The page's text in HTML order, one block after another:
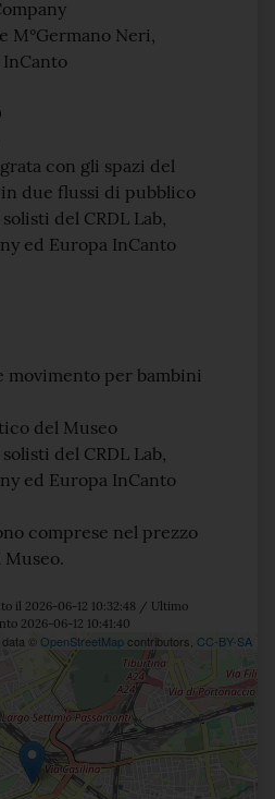
M°Germano Neri,
con gli spazi del
due flussi di pubblico
del CRDL Lab,
ed Europa InCanto
movimento per bambini
del Museo
del CRDL Lab,
ed Europa InCanto
comprese nel prezzo
il 2026-06-12 10:32:48 / Ultimo
2026-06-12 10:41:40
© OpenStreetMap contributors, CC-BY-SA